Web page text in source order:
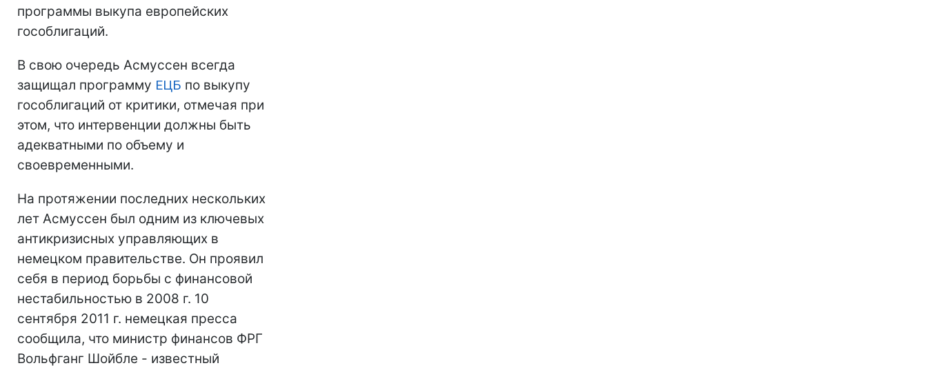
программы выкупа европейских
гособлигаций.
В свою очередь Асмуссен всегда
защищал программу ЕЦБ по выкупу
гособлигаций от критики, отмечая при
этом, что интервенции должны быть
адекватными по объему и
своевременными.
На протяжении последних нескольких
лет Асмуссен был одним из ключевых
антикризисных управляющих в
немецком правительстве. Он проявил
себя в период борьбы с финансовой
нестабильностью в 2008 г. 10
сентября 2011 г. немецкая пресса
сообщила, что министр финансов ФРГ
Вольфганг Шойбле - известный